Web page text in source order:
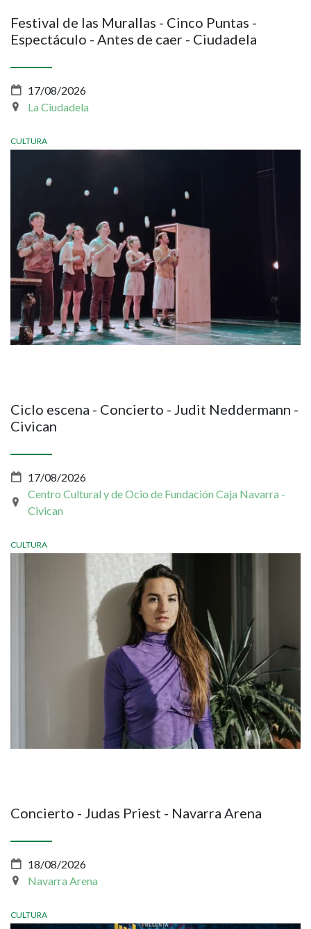
Festival de las Murallas - Cinco Puntas -
Espectáculo - Antes de caer - Ciudadela
17/08/2026
La Ciudadela
CULTURA
Ciclo escena - Concierto - Judit Neddermann -
Civican
17/08/2026
Centro Cultural y de Ocio de Fundación Caja Navarra -
Civican
CULTURA
Concierto - Judas Priest - Navarra Arena
18/08/2026
Navarra Arena
CULTURA